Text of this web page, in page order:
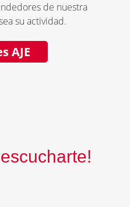
de nuestra
su actividad.
AJE